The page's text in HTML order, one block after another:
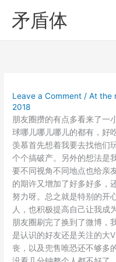
content
矛盾体
Leave a Comment /At the
2018
朋友圈攒的有点多看来了一
球哪儿哪儿哪儿的都有，好
羡慕首先想着我要去找他们
个个搞破产。另外的想法是
要不同视角不同地点也给亲
的期许又增加了好多好多，
努力呀。总之就是特别的开
人，也积极提高自己让我成
朋友圈刷完了换到了微博，
是认识的好友还是关注的大
丧，以及兜售唯恐还不够多